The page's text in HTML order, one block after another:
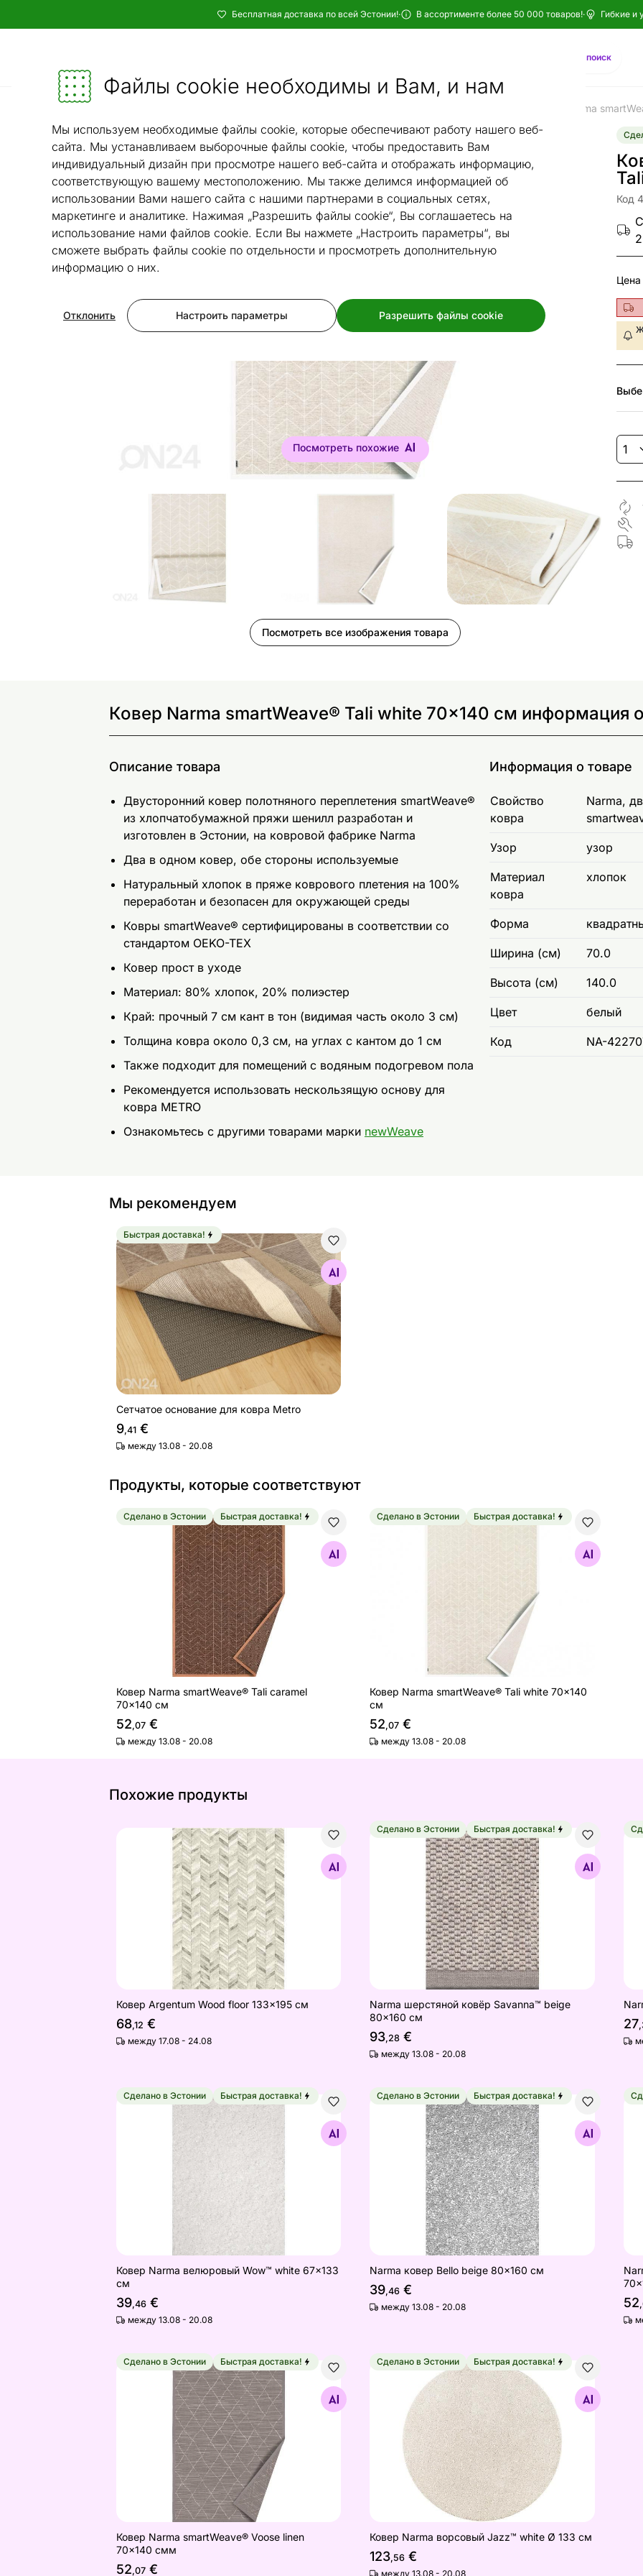
Файлы cookie необходимы и Вам, и нам
Мы используем необходимые файлы cookie, которые обеспечивают работу нашего веб-
сайта. Мы устанавливаем выборочные файлы cookie, чтобы предоставить Вам
индивидуальный дизайн при просмотре нашего веб-сайта и отображать информацию,
соответствующую вашему местоположению. Мы также делимся информацией об
использовании Вами нашего сайта с нашими партнерами в социальных сетях,
маркетинге и аналитике. Нажимая „Разрешить файлы cookie“, Вы соглашаетесь на
использование нами файлов cookie. Если Вы нажмете „Настроить параметры“, вы
сможете выбрать файлы cookie по отдельности и просмотреть дополнительную
информацию о них.
Настроить параметры Разрешить файлы cookie
Отклонить
Бесплатная доставка по всей Эстонии!· В ассортименте более 50 000 товаров!· Гибкие и
Мебель и убранство - ON24
AI-поиск
Ковер Narma
Посмотреть похожие
Посмотреть все изображения товара
Код
Цена
Ковер Narma smartWeave® Tali white 70x140 см информация
Описание товара
Двусторонний ковер полотняного переплетения smartWeave®
из хлопчатобумажной пряжи шенилл разработан и
изготовлен в Эстонии, на ковровой фабрике Narma
Два в одном ковер, обе стороны используемые
Натуральный хлопок в пряже коврового плетения на 100%
переработан и безопасен для окружающей среды
Ковры smartWeave® сертифицированы в соответствии со
стандартом OEKO-TEX
Ковер прост в уходе
Mатериал: 80% хлопок, 20% полиэстер
Край: прочный 7 см кант в тон (видимая часть около 3 см)
Толщина ковра около 0,3 см, на углах с кантом до 1 см
Также подходит для помещений с водяным подогревом пола
Рекомендуется использовать нескользящую основу для
ковра METRO
Ознакомьтесь с другими товарами марки newWeave
Информация о товаре
Свойство
ковра
Narma,
Узор узор
Материал
ковра
хлопок
Форма
Ширина (см) 70.0
Высота (см) 140.0
Цвет белый
Код NA-
Мы рекомендуем
Сетчатое основание для ковра Metro
Найдите похожие
Быстрая доставка!
Сетчатое основание для ковра Metro
9,41 €
между 13.08 - 20.08
Продукты, которые соответствуют
Ковер Narma smartWeave® Tali caramel 70x140 см
Найдите похожие
Сделано в Эстонии Быстрая доставка!
Ковер Narma smartWeave® Tali caramel
70x140 см
52,07 €
между 13.08 - 20.08
Ковер Narma smartWeave® Tali white 70x140 см
Сделано в Эстонии Быстрая доставка!
Ковер Narma smartWeave® Tali white 70x140
см
52,07 €
между 13.08 - 20.08
Похожие продукты
Ковер Argentum Wood floor 133x195 см
Найдите похожие
Ковер Argentum Wood floor 133x195 см
68,12 €
между 17.08 - 24.08
Narma шерстяной ковёр Savanna™ beige
Найдите похожие
Сделано в Эстонии Быстрая доставка!
Narma шерстяной ковёр Savanna™ beige
80x160 см
93,28 €
между 13.08 - 20.08
27
Ковер Narma велюровый Wow™ white 67x133 см
Найдите похожие
Сделано в Эстонии Быстрая доставка!
Ковер Narma велюровый Wow™ white 67x133
см
39,46 €
между 13.08 - 20.08
Narma ковер Bello beige 80x160 см
Найдите похожие
Сделано в Эстонии Быстрая доставка!
Narma ковер Bello beige 80x160 см
39,46 €
между 13.08 - 20.08 52
Ковер Narma smartWeave® Voose linen 70x140 смм
Найдите похожие
Сделано в Эстонии Быстрая доставка!
Ковер Narma smartWeave® Voose linen
70x140 смм
52,07 €
Ковер Narma ворсовый Jazz™ white Ø 133 см
Найдите похожие
Сделано в Эстонии Быстрая доставка!
Ковер Narma ворсовый Jazz™ white Ø 133 см
123,56 €
между 13.08 - 20.08